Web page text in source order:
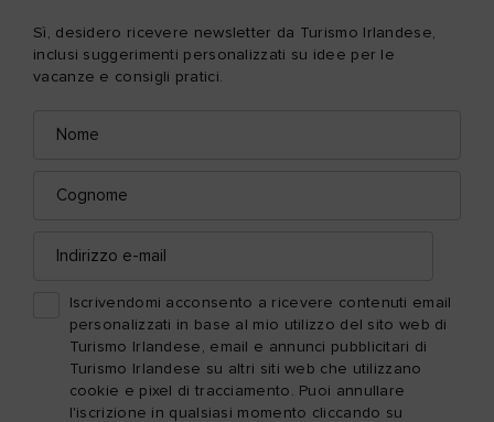
Sì, desidero ricevere newsletter da Turismo Irlandese,
inclusi suggerimenti personalizzati su idee per le
vacanze e consigli pratici.
Iscrivendomi acconsento a ricevere contenuti email
personalizzati in base al mio utilizzo del sito web di
Turismo Irlandese, email e annunci pubblicitari di
Turismo Irlandese su altri siti web che utilizzano
cookie e pixel di tracciamento. Puoi annullare
l'iscrizione in qualsiasi momento cliccando su